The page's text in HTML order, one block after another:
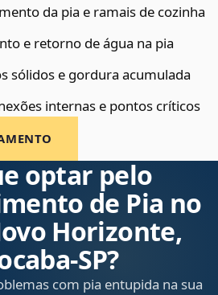
da pia e ramais de cozinha
e retorno de água na pia
sólidos e gordura acumulada
internas e pontos críticos
optar pelo
de Pia no
Horizonte,
com pia entupida na sua